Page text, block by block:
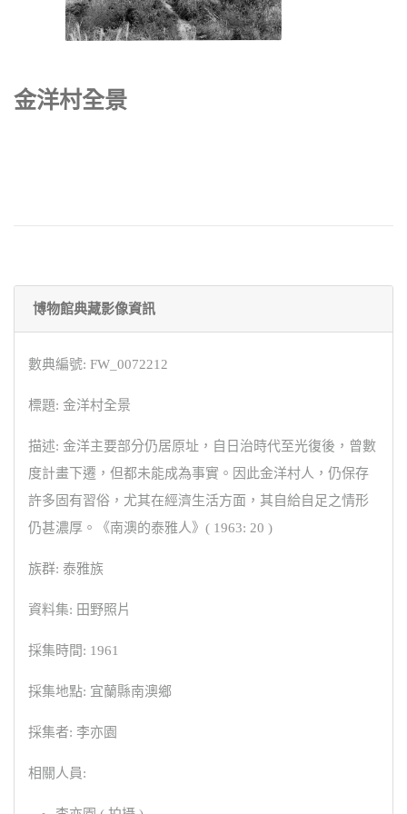
金洋村全景
博物館典藏影像資訊
數典編號: FW_0072212
標題: 金洋村全景
描述: 金洋主要部分仍居原址，自日治時代至光復後，曾數
度計畫下遷，但都未能成為事實。因此金洋村人，仍保存
許多固有習俗，尤其在經濟生活方面，其自給自足之情形
仍甚濃厚。《南澳的泰雅人》( 1963: 20 )
族群: 泰雅族
資料集: 田野照片
採集時間: 1961
採集地點: 宜蘭縣南澳鄉
採集者: 李亦園
相關人員: